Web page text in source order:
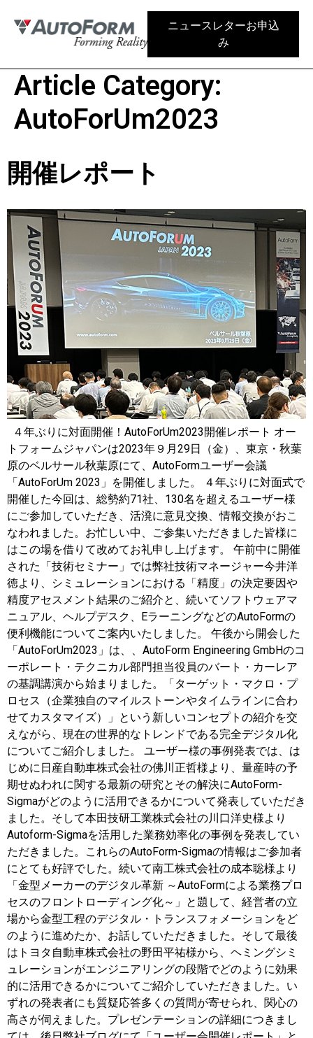
ニュースレターお申込
み
Article Category:
AutoForUm2023
開催レポート
４年ぶりに対面開催！AutoForUm2023開催レポート オー
トフォームジャパンは2023年９月29日（金）、東京・秋葉
原のベルサール秋葉原にて、AutoFormユーザー会議
「AutoForUm 2023」を開催しました。 ４年ぶりに対面式で
開催した今回は、総勢約71社、130名を超えるユーザー様
にご参加していただき、活溌に意見交換、情報交換がおこ
なわれました。お忙しい中、ご参集いただきました皆様に
はこの場を借りて改めてお礼申し上げます。 午前中に開催
された「技術セミナー」では弊社技術マネージャー今井洋
徳より、シミュレーションにおける「精度」の決定要因や
精度アセスメント結果のご紹介と、続いてソフトウェアマ
ニュアル、ヘルプデスク、EラーニングなどのAutoFormの
便利機能についてご案内いたしました。 午後から開会した
「AutoForUm2023」は、、AutoForm Engineering GmbHのコ
ーポレート・テクニカル部門担当役員のバート・カーレア
の基調講演から始まりました。「ターゲット・マクロ・プ
ロセス（企業独自のマイルストーンやタイムラインに合わ
せてカスタマイズ）」という新しいコンセプトの紹介を交
えながら、現在の世界的なトレンドである完全デジタル化
についてご紹介しました。 ユーザー様の事例発表では、は
じめに日産自動車株式会社の佛川正哲様より、量産時の予
期せぬわれに関する最新の研究とその解決にAutoForm-
Sigmaがどのように活用できるかについて発表していただき
ました。そして本田技研工業株式会社の川口洋史様より
Autoform-Sigmaを活用した業務効率化の事例を発表してい
ただきました。これらのAutoForm-Sigmaの情報はご参加者
にとても好評でした。続いて南工株式会社の成本聡様より
「金型メーカーのデジタル革新 ～AutoFormによる業務プロ
セスのフロントローディング化～」と題して、経営者の立
場から金型工程のデジタル・トランスフォメーションをど
のように進めたか、お話していただきました。そして最後
はトヨタ自動車株式会社の野田平祐様から、ヘミングシミ
ュレーションがエンジニアリングの段階でどのように効果
的に活用できるかについてご紹介していただきました。い
ずれの発表者にも質疑応答多くの質問が寄せられ、関心の
高さが伺えました。プレゼンテーションの詳細につきまし